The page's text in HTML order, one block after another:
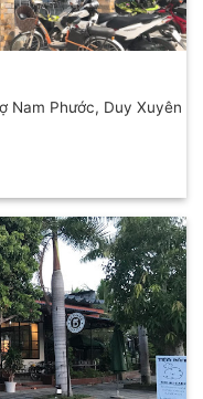
Nam Phước, Duy Xuyên